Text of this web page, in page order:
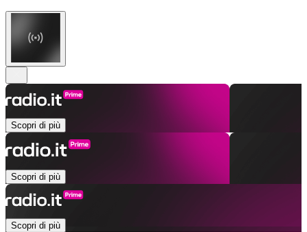
Scopri di più
Scopri di più
Scopri di più